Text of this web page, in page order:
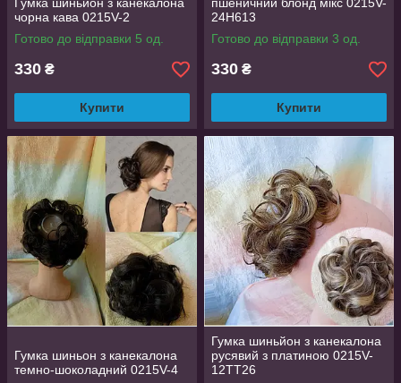
чорна кава 0215V-2
Готово до відправки 5 од.
330 ₴
Купити
24H613
Готово до відправки 3 од.
330 ₴
Купити
Гумка шиньон з канекалона
темно-шоколадний 0215V-4
Гумка шиньйон з канекалона
русявий з платиною 0215V-
12TТ26